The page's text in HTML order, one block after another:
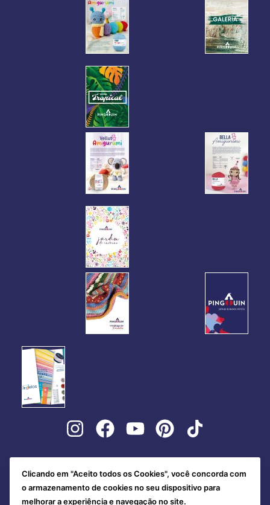
Clicando em "Aceito todos os Cookies", você concorda com
o armazenamento de cookies no seu dispositivo para
melhorar a experiência e navegação no site.